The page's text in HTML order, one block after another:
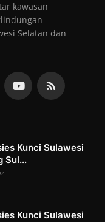
kawasan
Selatan dan
Kunci Sulawesi
Sul...
Kunci Sulawesi